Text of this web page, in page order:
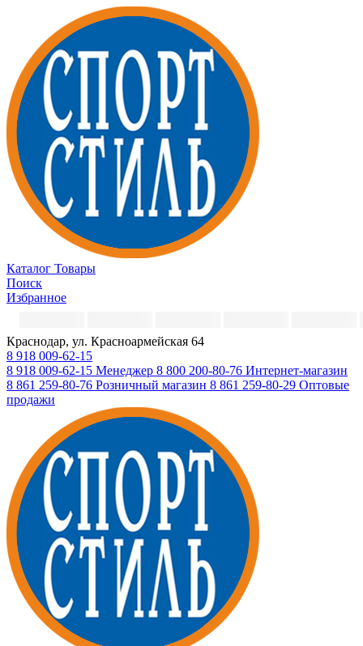
Каталог Товары
Поиск
Избранное
Краснодар, ул. Красноармейская 64
8 918 009-62-15
8 918 009-62-15 Менеджер 8 800 200-80-76 Интернет-магазин
8 861 259-80-76 Розничный магазин 8 861 259-80-29 Оптовые
продажи